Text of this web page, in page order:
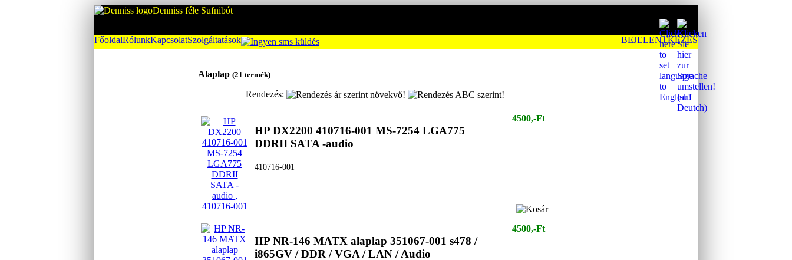
Denniss féle Sufnibót
FőoldalRólunkKapcsolatSzolgáltatások BEJELENTKEZÉS
Alaplap (21 termék)
Rendezés:
HP DX2200 410716-001 MS-7254 LGA775
DDRII SATA -audio
410716-001
4500,-Ft
HP NR-146 MATX alaplap 351067-001 s478 /
i865GV / DDR / VGA / LAN / Audio
4500,-Ft